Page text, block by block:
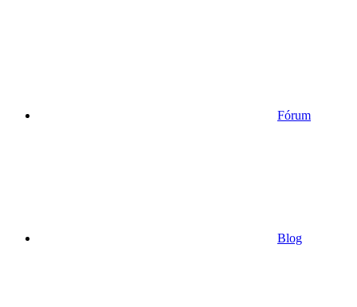
Fórum
Blog